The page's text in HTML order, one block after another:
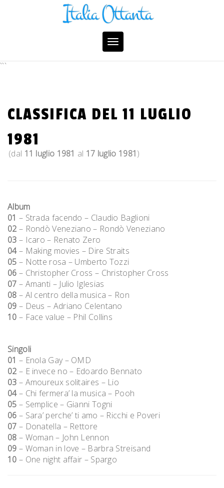
Toggle
navigation
```
CLASSIFICA DEL 11 LUGLIO
1981
(dal 11 luglio 1981 al 17 luglio 1981)
Album
01 – Strada facendo – Claudio Baglioni
02 – Rondò Veneziano – Rondò Veneziano
03 – Icaro – Renato Zero
04– Making movies – Dire Straits
05 – Notte rosa – Umberto Tozzi
06 – Christopher Cross – Christopher Cross
07 – Amanti – Julio Iglesias
08 – Al centro della musica – Ron
09 – Deus – Adriano Celentano
10 – Face value – Phil Collins
Singoli
01 – Enola Gay – OMD
02 – E invece no – Edoardo Bennato
03 – Amoureux solitaires – Lio
04– Chi fermera’ la musica – Pooh
05 – Semplice – Gianni Togni
06 – Sara’ perche’ ti amo – Ricchi e Poveri
07 – Donatella – Rettore
08 – Woman – John Lennon
09 – Woman in love – Barbra Streisand
10 – One night affair – Spargo